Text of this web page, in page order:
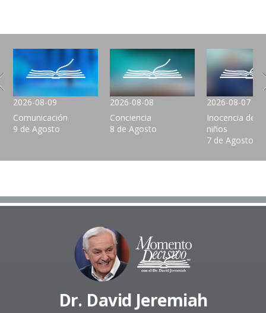
2026-08-09
Comunicación
9 de Agosto
2026-08-08
Conciencia
8 de Agosto
2026-08-07
Inocencia de
niños
7 de Agosto
Dr. David Jeremiah